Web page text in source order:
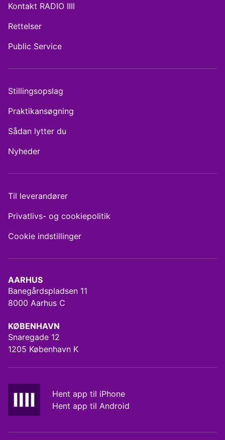
AARHUS
Banegårdspladsen 11
8000 Aarhus C
KØBENHAVN
Snaregade 12
1205 København K
Hent app til iPhone
Hent app til Android
Kontakt RADIO IIII
Rettelser
Public Service
Stillingsopslag
Praktikansøgning
Sådan lytter du
Nyheder
Til leverandører
Privatlivs- og cookiepolitik
Cookie indstillinger